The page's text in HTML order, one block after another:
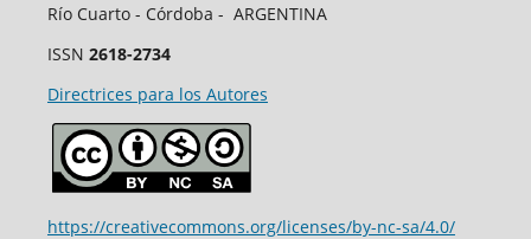
Río Cuarto - Córdoba - ARGENTINA
ISSN 2618-2734
Directrices para los Autores
https://creativecommons.org/licenses/by-nc-sa/4.0/